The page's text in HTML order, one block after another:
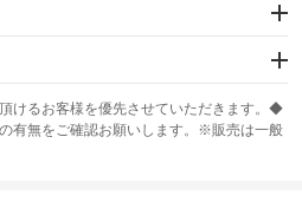
ABS
けるお客様を優先させていただきます。◆
有無をご確認お願いします。※販売は一般